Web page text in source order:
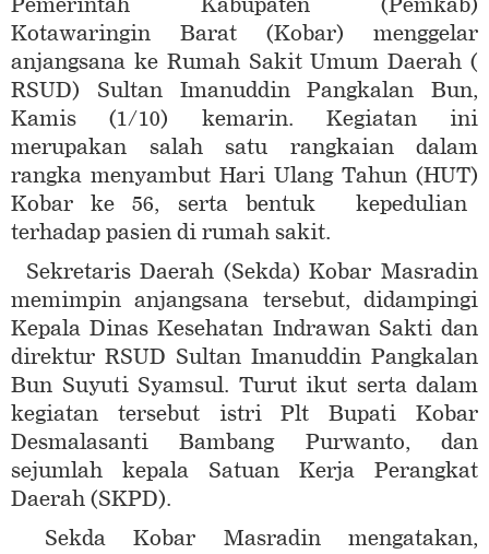
Pemerintah Kabupaten (Pemkab)
Kotawaringin Barat (Kobar) menggelar
anjangsana ke Rumah Sakit Umum Daerah (
RSUD) Sultan Imanuddin Pangkalan Bun,
Kamis (1/10) kemarin. Kegiatan ini
merupakan salah satu rangkaian dalam
rangka menyambut Hari Ulang Tahun (HUT)
Kobar ke 56, serta bentuk kepedulian
terhadap pasien di rumah sakit.
Sekretaris Daerah (Sekda) Kobar Masradin
memimpin anjangsana tersebut, didampingi
Kepala Dinas Kesehatan Indrawan Sakti dan
direktur RSUD Sultan Imanuddin Pangkalan
Bun Suyuti Syamsul. Turut ikut serta dalam
kegiatan tersebut istri Plt Bupati Kobar
Desmalasanti Bambang Purwanto, dan
sejumlah kepala Satuan Kerja Perangkat
Daerah (SKPD).
Sekda Kobar Masradin mengatakan,